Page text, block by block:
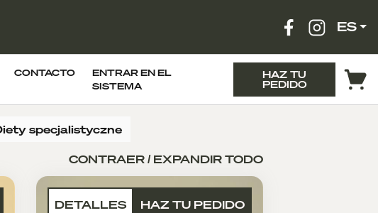
ES
CONTACTO
ENTRAR EN EL
SISTEMA
HAZ TU
PEDIDO
specjalistyczne
CONTRAER / EXPANDIR TODO
DETALLES HAZ TU PEDIDO